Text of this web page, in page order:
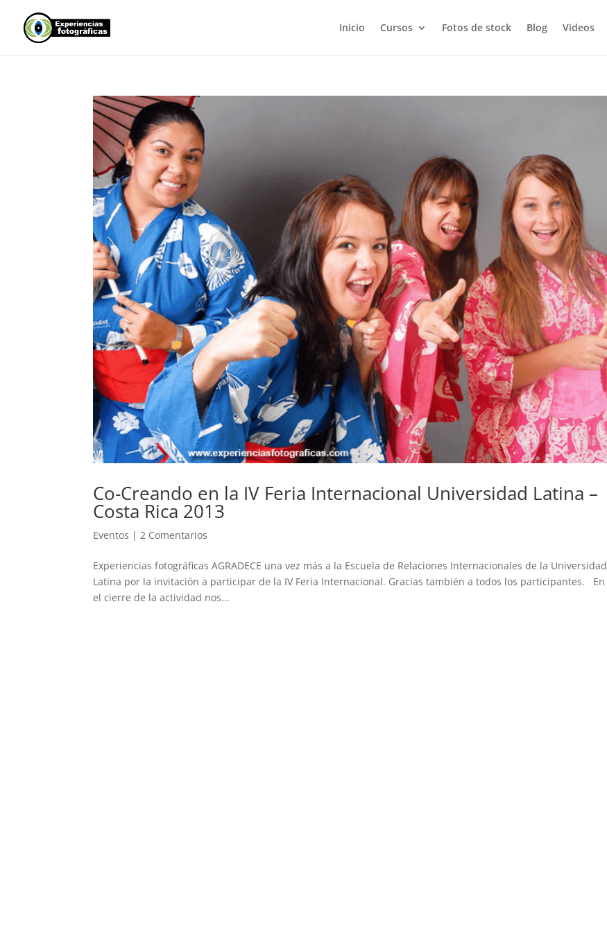
Inicio Cursos Fotos de stock Blog Videos
Co-Creando en la IV Feria Internacional Universidad Latina –
Costa Rica 2013
Eventos |2 Comentarios
Experiencias fotográficas AGRADECE una vez más a la Escuela de Relaciones Internacionales de la Universidad
Latina por la invitación a participar de la IV Feria Internacional. Gracias también a todos los participantes. En
el cierre de la actividad nos...